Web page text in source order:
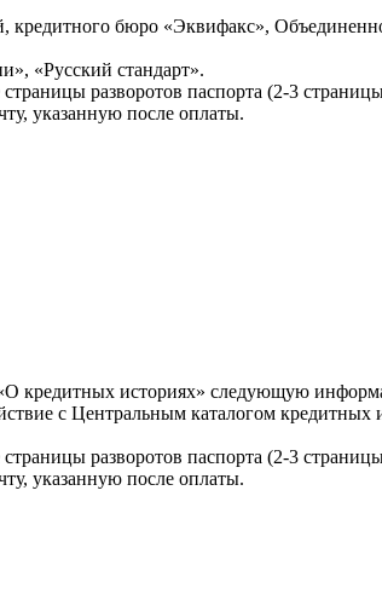
бюро «Эквифакс»,
«Русский стандарт».
разворотов паспорта (2-3
указанную после оплаты.
историях» следующую
с Центральным каталогом
разворотов паспорта (2-3
указанную после оплаты.